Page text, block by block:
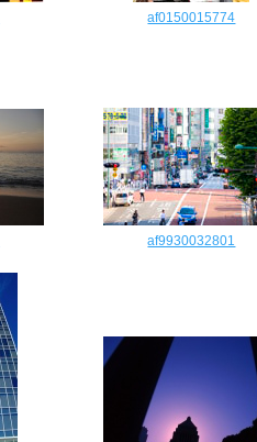
af0150015774
af9930032801